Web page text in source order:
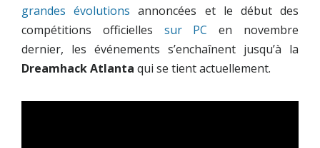
grandes évolutions annoncées et le début des
compétitions officielles sur PC en novembre
dernier, les événements s’enchaînent jusqu’à la
Dreamhack Atlanta qui se tient actuellement.